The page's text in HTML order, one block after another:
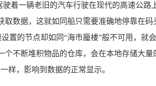
着一辆老旧的汽车行驶在现代的高速公
取数据，这就如同船只需要准确地停靠在
置的节点却如同“海市蜃楼”般不可用，就
个不断堆积物品的仓库，会在本地存储大
样，影响到数据的正常显示。